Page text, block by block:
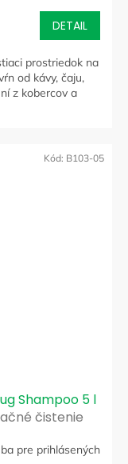
DETAIL
prostriedok na
od kávy, čaju,
z kobercov a
Shampoo 5 l
čistenie
pre prihlásených
Kód: B103-05